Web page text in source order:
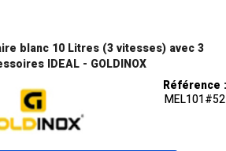
blanc 10 Litres (3 vitesses) avec 3
IDEAL - GOLDINOX
Référence :
MEL101#52